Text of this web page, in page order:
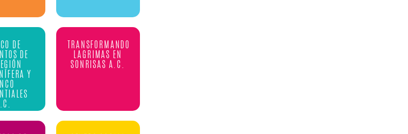
DE
DE
Y
TRANSFORMANDO
LAGRIMAS EN
SONRISAS A.C.